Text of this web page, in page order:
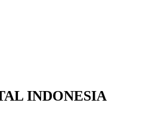
INDONESIA